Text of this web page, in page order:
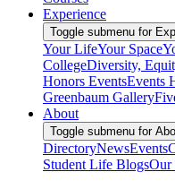
Experience
Toggle submenu for
Your LifeYour Space
CollegeDiversity,
Honors EventsEvents
Greenbaum Gallery
About
Toggle submenu for
DirectoryNewsEvents
Student Life BlogsOur